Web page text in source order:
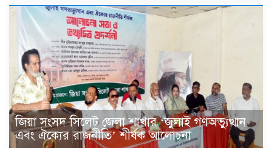
জিয়া সংসদ সিলেট জেলা শাখার ‘জুলাই গণঅভ্যুত্থান
এবং ঐক্যের রাজনীতি’ শীর্ষক আলোচনা